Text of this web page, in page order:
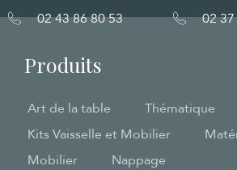
Produits
Art de la table
Thématique
Kits Vaisselle et Mobilier
Mobilier
Nappage
02 43 86 80 53
02